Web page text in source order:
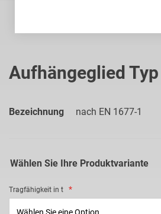
Aufhängeglied Typ
Bezeichnung nach EN 1677-1
Wählen Sie Ihre Produktvariante
Tragfähigkeit in t
Anfang
der
springen